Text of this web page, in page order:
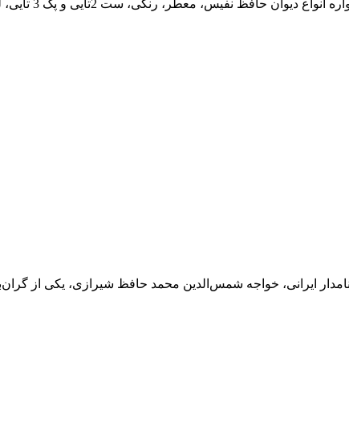
ایرانی، خواجه شمس‌الدین محمد حافظ شیرازی، یکی از